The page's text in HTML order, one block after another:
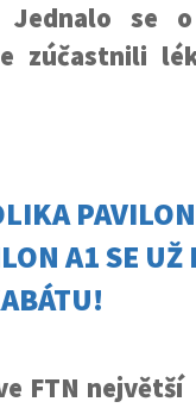
se
zúčastnili
A1 SE UŽ
FTN největší